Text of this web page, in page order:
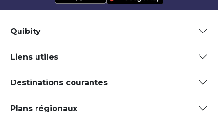
Quibity
Liens utiles
Destinations courantes
Plans régionaux